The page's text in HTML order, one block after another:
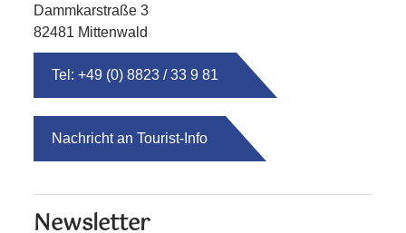
Dammkarstraße 3
82481 Mittenwald
Tel: +49 (0) 8823 / 33 9 81
Nachricht an Tourist-Info
Newsletter